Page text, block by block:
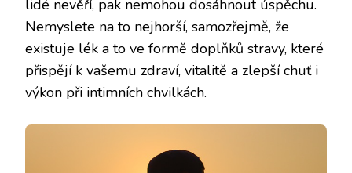
lidé nevěří, pak nemohou dosáhnout úspěchu.
Nemyslete na to nejhorší, samozřejmě, že
existuje lék a to ve formě doplňků stravy, které
přispějí k vašemu zdraví, vitalitě a zlepší chuť i
výkon při intimních chvilkách.